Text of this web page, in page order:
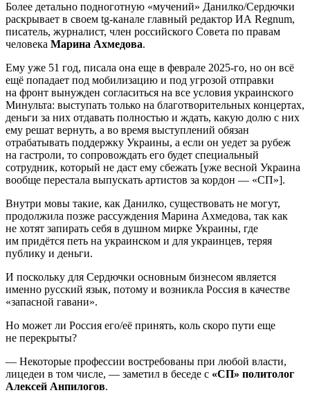
Более детально подноготную «мучений» Данилко/Сердючки
раскрывает в своем tg-канале главный редактор ИА Regnum,
писатель, журналист, член российского Совета по правам
человека Марина Ахмедова.
Ему уже 51 год, писала она еще в феврале 2025-го, но он всё
ещё попадает под мобилизацию и под угрозой отправки
на фронт вынужден согласиться на все условия украинского
Минульта: выступать только на благотворительных концертах,
деньги за них отдавать полностью и ждать, какую долю с них
ему решат вернуть, а во время выступлений обязан
отрабатывать поддержку Украины, а если он уедет за рубеж
на гастроли, то сопровождать его будет специальный
сотрудник, который не даст ему сбежать [уже весной Украина
вообще перестала выпускать артистов за кордон — «СП»].
Внутри мовы такие, как Данилко, существовать не могут,
продолжила позже рассуждения Марина Ахмедова, так как
не хотят запирать себя в душном мирке Украины, где
им придётся петь на украинском и для украинцев, теряя
публику и деньги.
И поскольку для Сердючки основным бизнесом является
именно русский язык, потому и возникла Россия в качестве
«запасной гавани».
Но может ли Россия его/её принять, коль скоро пути еще
не перекрыты?
— Некоторые профессии востребованы при любой власти,
лицедеи в том числе, — заметил в беседе с «СП» политолог
Алексей Анпилогов.